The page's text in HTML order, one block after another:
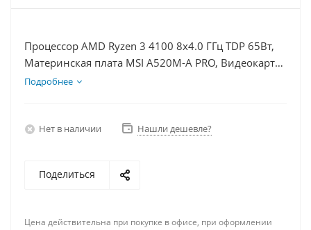
Процессор AMD Ryzen 3 4100 8x4.0 ГГц TDP 65Вт,
Материнская плата MSI A520M-A PRO, Видеокарта
RTX 4070S 12Гб, Память DDR4 16Gb, Диски SSD
Подробнее
Нет в наличии Нашли дешевле?
Поделиться
Цена действительна при покупке в офисе, при оформлении